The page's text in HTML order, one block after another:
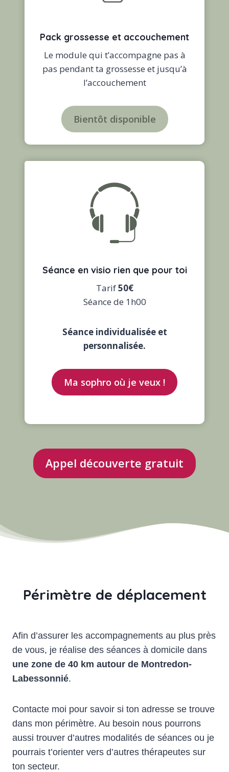
Pack grossesse et accouchement
Le module qui t’accompagne pas à
pas pendant ta grossesse et jusqu’à
l’accouchement
Bientôt disponible
Séance en visio rien que pour toi
Tarif50€
Séance de 1h00
Séance individualisée et
personnalisée.
Ma sophro où je veux !
Appel découverte gratuit
Périmètre de déplacement
Afin d’assurer les accompagnements au plus près
de vous, je réalise des séances à domicile dans
une zone de 40 km autour de Montredon-
Labessonnié.
Contacte moi pour savoir si ton adresse se trouve
dans mon périmètre. Au besoin nous pourrons
aussi trouver d’autres modalités de séances ou je
pourrais t’orienter vers d’autres thérapeutes sur
ton secteur.